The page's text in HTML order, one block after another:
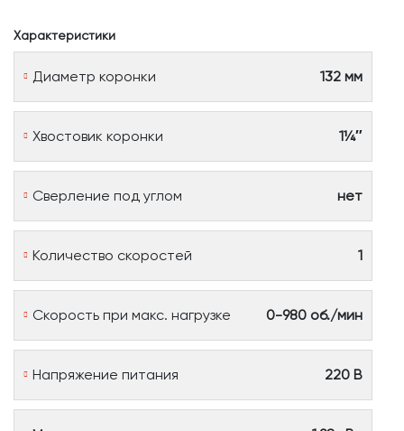
Характеристики
Диаметр коронки 132 мм
Хвостовик коронки 1¼″
Сверление под углом нет
Количество скоростей 1
Скорость при макс. нагрузке 0-980 об./мин
Напряжение питания 220 В